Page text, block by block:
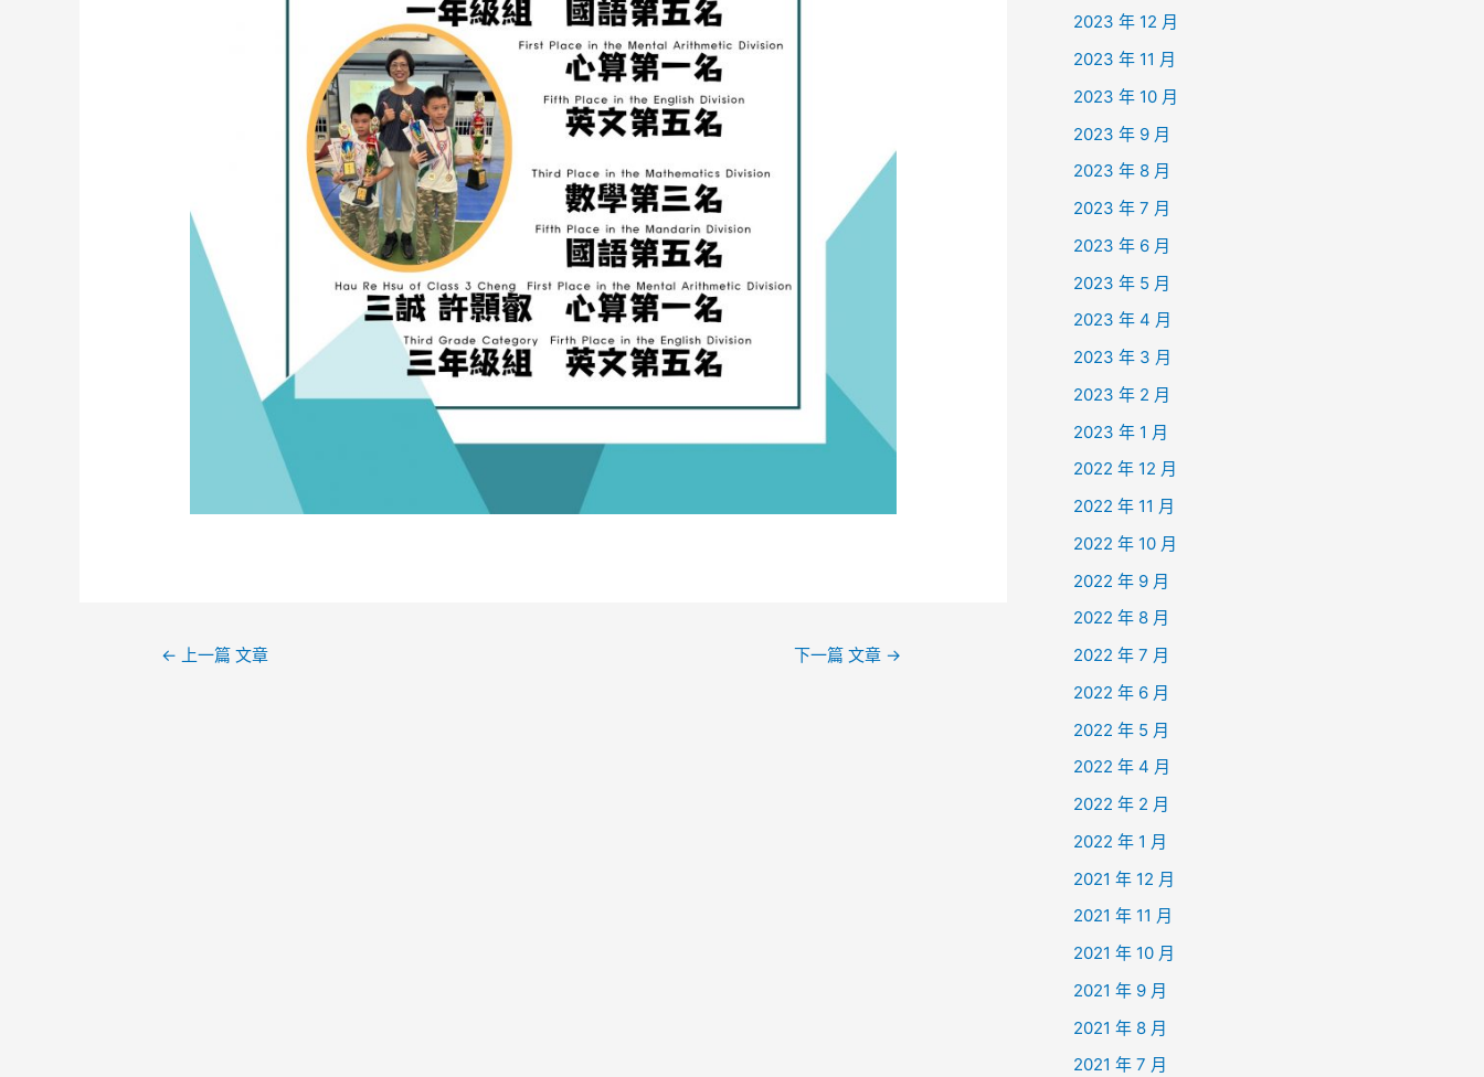
← 上一篇 文章 下一篇 文章 →
2023 年 12 月
2023 年 11 月
2023 年 10 月
2023 年 9 月
2023 年 8 月
2023 年 7 月
2023 年 6 月
2023 年 5 月
2023 年 4 月
2023 年 3 月
2023 年 2 月
2023 年 1 月
2022 年 12 月
2022 年 11 月
2022 年 10 月
2022 年 9 月
2022 年 8 月
2022 年 7 月
2022 年 6 月
2022 年 5 月
2022 年 4 月
2022 年 2 月
2022 年 1 月
2021 年 12 月
2021 年 11 月
2021 年 10 月
2021 年 9 月
2021 年 8 月
2021 年 7 月